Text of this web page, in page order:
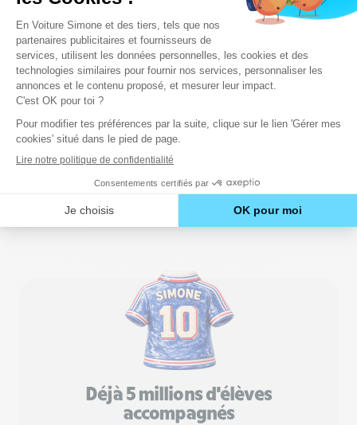
Le constructeur français équipe
systématiquement les modèles de ses marques
pharesPeugeot, Citroën et Opel
d’attention. Il s’agit ordinairement d’unecaméra
filmant la chaussée, couplée à un système
intelligent d’analyse. Le dispositif génère une
alerte, notamment dans les deux cas suivants :
Dépassement de la durée de conduite de2
heures sans pause (coffee break alert).
Déjà 5 millions d'élèves
accompagnés